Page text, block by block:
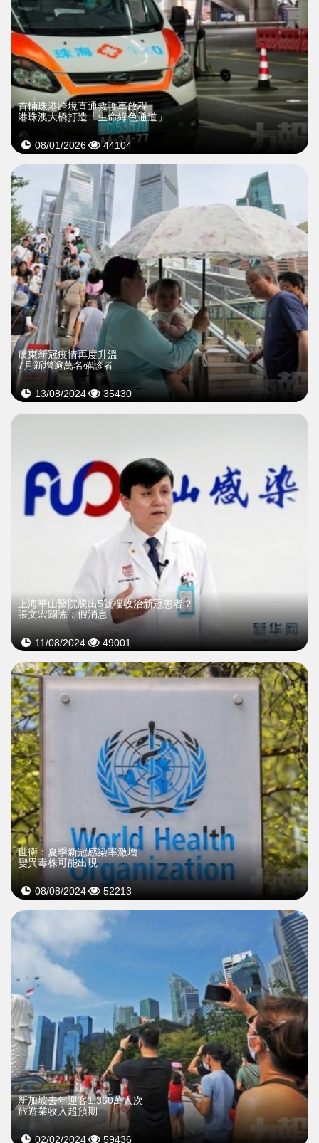
首輛珠港跨境直通救護車啟程
港珠澳大橋打造「生命綠色通道」
08/01/2026 44104
廣東新冠疫情再度升溫
7月新增逾萬名確診者
13/08/2024 35430
上海華山醫院騰出5號樓收治新冠患者？
張文宏闢謠：假消息
11/08/2024 49001
世衛：夏季新冠感染率激增
變異毒株可能出現
08/08/2024 52213
新加坡去年迎客1,360萬人次
旅遊業收入超預期
02/02/2024 59436